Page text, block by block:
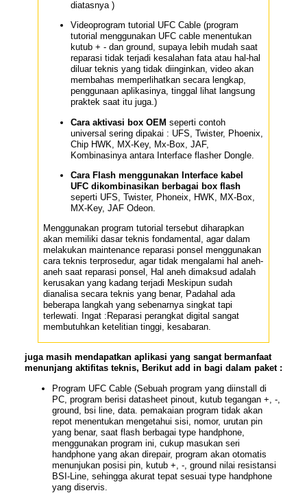
diatasnya )
Videoprogram tutorial UFC Cable (program
tutorial menggunakan UFC cable menentukan
kutub + - dan ground, supaya lebih mudah saat
reparasi tidak terjadi kesalahan fata atau hal-hal
diluar teknis yang tidak diinginkan, video akan
membahas memperlihatkan secara lengkap,
penggunaan aplikasinya, tinggal lihat langsung
praktek saat itu juga.)
Cara aktivasi box OEM seperti contoh
universal sering dipakai : UFS, Twister, Phoenix,
Chip HWK, MX-Key, Mx-Box, JAF,
Kombinasinya antara Interface flasher Dongle.
Cara Flash menggunakan Interface kabel
UFC dikombinasikan berbagai box flash
seperti UFS, Twister, Phoneix, HWK, MX-Box,
MX-Key, JAF Odeon.
Menggunakan program tutorial tersebut diharapkan
akan memiliki dasar teknis fondamental, agar dalam
melakukan maintenance reparasi ponsel menggunakan
cara teknis terprosedur, agar tidak mengalami hal aneh-
aneh saat reparasi ponsel, Hal aneh dimaksud adalah
kerusakan yang kadang terjadi Meskipun sudah
dianalisa secara teknis yang benar, Padahal ada
beberapa langkah yang sebenarnya singkat tapi
terlewati. Ingat :Reparasi perangkat digital sangat
membutuhkan ketelitian tinggi, kesabaran.
juga masih mendapatkan aplikasi yang sangat bermanfaat
menunjang aktifitas teknis, Berikut add in bagi dalam paket :
Program UFC Cable (Sebuah program yang diinstall di
PC, program berisi datasheet pinout, kutub tegangan +, -,
ground, bsi line, data. pemakaian program tidak akan
repot menentukan mengetahui sisi, nomor, urutan pin
yang benar, saat flash berbagai type handphone,
menggunakan program ini, cukup masukan seri
handphone yang akan direpair, program akan otomatis
menunjukan posisi pin, kutub +, -, ground nilai resistansi
BSI-Line, sehingga akurat tepat sesuai type handphone
yang diservis.